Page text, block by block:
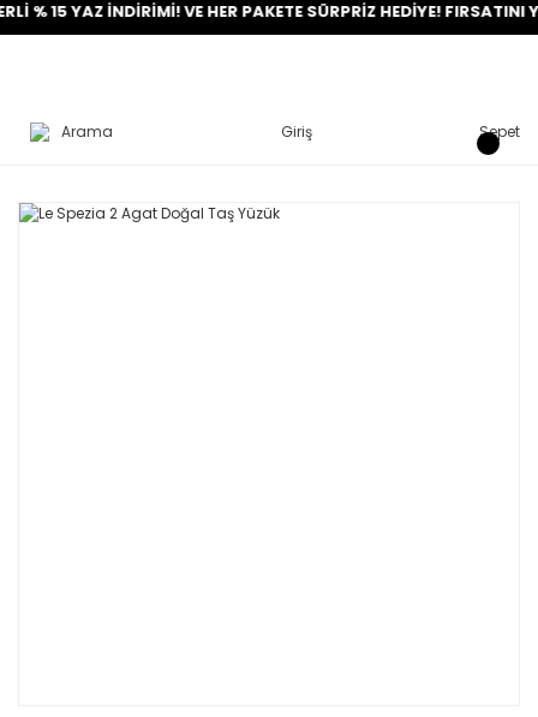
15 YAZ İNDİRİMİ! VE HER PAKETE SÜRPRİZ HEDİYE! FIRSATINI
Arama Giriş Sepet